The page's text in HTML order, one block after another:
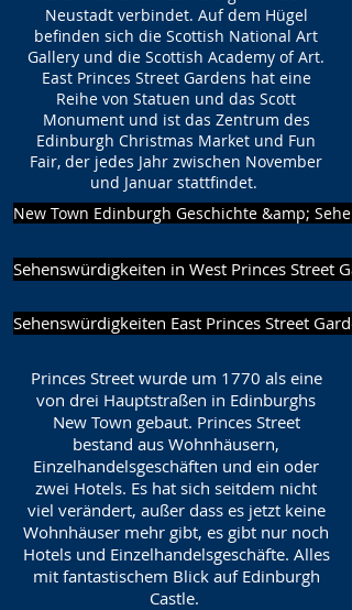
Neustadt verbindet. Auf dem Hügel
befinden sich die Scottish National Art
Gallery und die Scottish Academy of Art.
East Princes Street Gardens hat eine
Reihe von Statuen und das Scott
Monument und ist das Zentrum des
Edinburgh Christmas Market und Fun
Fair, der jedes Jahr zwischen November
und Januar stattfindet.
New Town Edinburgh Geschichte &amp;
Sehenswürdigkeiten in West Princes Street
Sehenswürdigkeiten East Princes Street
Princes Street wurde um 1770 als eine
von drei Hauptstraßen in Edinburghs
New Town gebaut. Princes Street
bestand aus Wohnhäusern,
Einzelhandelsgeschäften und ein oder
zwei Hotels. Es hat sich seitdem nicht
viel verändert, außer dass es jetzt keine
Wohnhäuser mehr gibt, es gibt nur noch
Hotels und Einzelhandelsgeschäfte. Alles
mit fantastischem Blick auf Edinburgh
Castle.